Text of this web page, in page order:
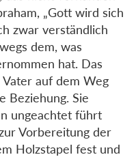
„Gott wird sich
zwar verständlich
dem, was
hat. Das
auf dem Weg
Beziehung. Sie
ungeachtet führt
Vorbereitung der
Holzstapel fest und